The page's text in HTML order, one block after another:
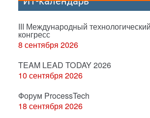
III Международный технологический
конгресс
8 сентября 2026
TEAM LEAD TODAY 2026
10 сентября 2026
Форум ProcessTech
18 сентября 2026